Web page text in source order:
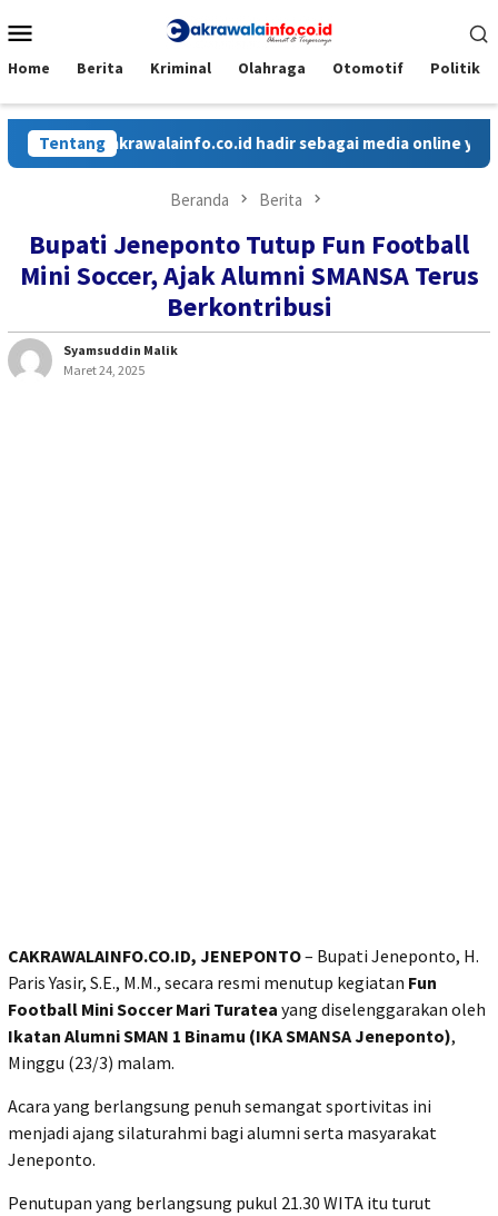
ke
Mobile
Home Berita Kriminal Olahraga Otomotif Politik
Tentang
Cakrawalainfo.co.id hadir sebagai media online yang
Beranda Berita
Bupati Jeneponto Tutup Fun Football
Mini Soccer, Ajak Alumni SMANSA Terus
Berkontribusi
Syamsuddin Malik
Maret 24, 2025
CAKRAWALAINFO.CO.ID, JENEPONTO– Bupati Jeneponto, H.
Paris Yasir, S.E., M.M., secara resmi menutup kegiatan Fun
Football Mini Soccer Mari Turatea yang diselenggarakan oleh
Ikatan Alumni SMAN 1 Binamu (IKA SMANSA Jeneponto),
Minggu (23/3) malam.
Acara yang berlangsung penuh semangat sportivitas ini
menjadi ajang silaturahmi bagi alumni serta masyarakat
Jeneponto.
Penutupan yang berlangsung pukul 21.30 WITA itu turut